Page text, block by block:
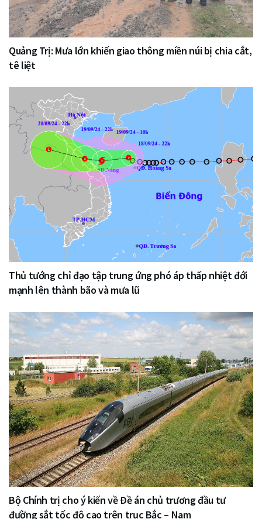
Quảng Trị: Mưa lớn khiến giao thông miền núi bị chia cắt,
tê liệt
Thủ tướng chỉ đạo tập trung ứng phó áp thấp nhiệt đới
mạnh lên thành bão và mưa lũ
Bộ Chính trị cho ý kiến về Đề án chủ trương đầu tư
đường sắt tốc độ cao trên trục Bắc – Nam